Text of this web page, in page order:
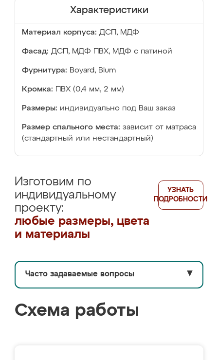
Характеристики
Материал корпуса: ДСП, МДФ
Фасад: ДСП, МДФ ПВХ, МДФ с патиной
Фурнитура: Boyard, Blum
Кромка: ПВХ (0,4 мм, 2 мм)
Размеры: индивидуально под Ваш заказ
Размер спального места: зависит от матраса
(стандартный или нестандартный)
Изготовим по
индивидуальному
проекту:
любые размеры, цвета
и материалы
УЗНАТЬ
ПОДРОБНОСТИ
Часто задаваемые вопросы ▼
Схема работы